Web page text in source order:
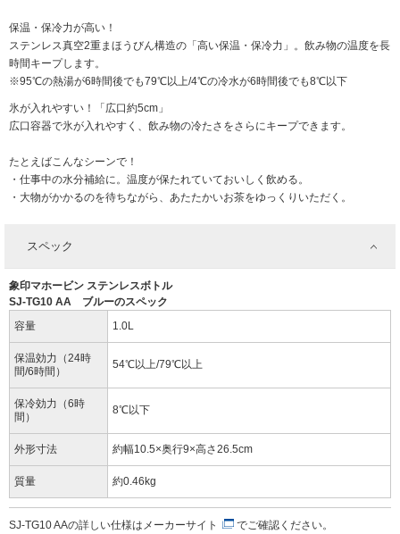
保温・保冷力が高い！
ステンレス真空2重まほうびん構造の「高い保温・保冷力」。飲み物の温度を長
時間キープします。
※95℃の熱湯が6時間後でも79℃以上/4℃の冷水が6時間後でも8℃以下
氷が入れやすい！「広口約5cm」
広口容器で氷が入れやすく、飲み物の冷たさをさらにキープできます。
たとえばこんなシーンで！
・仕事中の水分補給に。温度が保たれていておいしく飲める。
・大物がかかるのを待ちながら、あたたかいお茶をゆっくりいただく。
スペック
象印マホービン ステンレスボトル
SJ-TG10 AA ブルーのスペック
容量
1.0L
保温効力（24時
間/6時間）
54℃以上/79℃以上
保冷効力（6時
間）
8℃以下
外形寸法 約幅10.5×奥行9×高さ26.5cm
質量 約0.46kg
SJ-TG10 AAの詳しい仕様は メーカーサイト でご確認ください。